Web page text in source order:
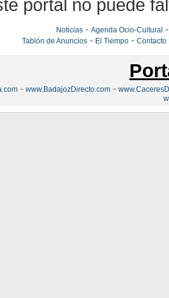
portal no puede
Noticias -Agenda Ocio-Cultural
Tablón de Anuncios - El Tiempo -Contacto
- www.BadajozDirecto.com -